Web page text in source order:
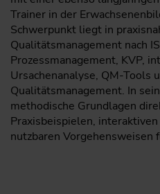
Trainer in der
Schwerpunkt liegt in
Qualitätsmanagement nach
Prozessmanagement, KVP,
Ursachenanalyse, QM-Tools
Qualitätsmanagement. In
methodische Grundlagen
Praxisbeispielen,
nutzbaren Vorgehensweisen